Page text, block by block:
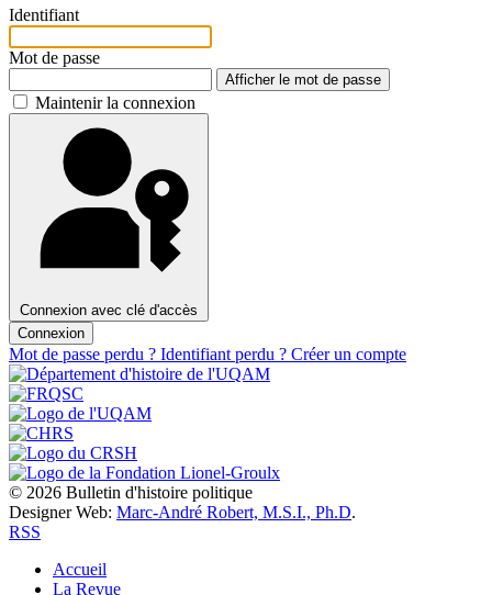
Identifiant
Mot de passe
Afficher le mot de passe
Maintenir la connexion
Connexion avec clé d'accès
Connexion
Mot de passe perdu ? Identifiant perdu ? Créer un compte
© 2026 Bulletin d'histoire politique
Designer Web: Marc-André Robert, M.S.I., Ph.D.
RSS
Accueil
La Revue